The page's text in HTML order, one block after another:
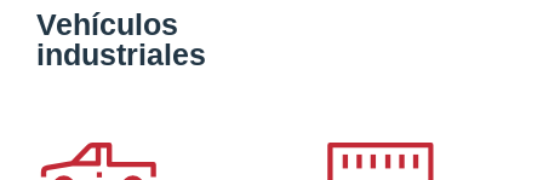
Vehículos
industriales